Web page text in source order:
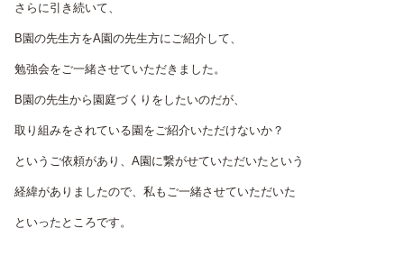
さらに引き続いて、
B園の先生方をA園の先生方にご紹介して、
勉強会をご一緒させていただきました。
B園の先生から園庭づくりをしたいのだが、
取り組みをされている園をご紹介いただけないか？
というご依頼があり、A園に繋がせていただいたという
経緯がありましたので、私もご一緒させていただいた
といったところです。